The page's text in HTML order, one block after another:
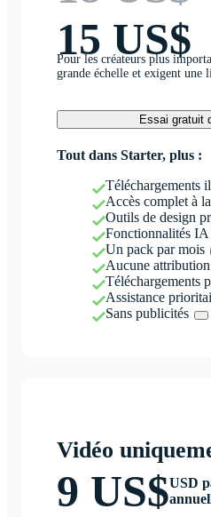
15 US$
Pour les créateurs plus
grande échelle et exigent une
Essai gratuit
Tout dans Starter, plus :
Téléchargements
Accès complet à
Outils de design
Fonctionnalités
Un pack par mois
Aucune
Téléchargements
Assistance
Sans publicités
Vidéo
9 US$USD